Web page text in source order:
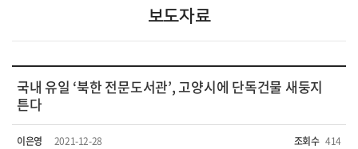
보도자료
국내 유일 ‘북한 전문도서관’, 고양시에 단독건물 새둥지
튼다
이은영 2021-12-28 조회수 414